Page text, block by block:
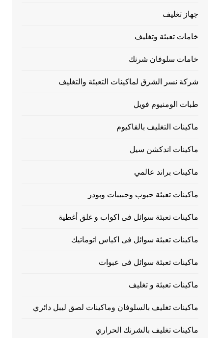
جهاز تغليف
خامات تعبئة وتغليف
خامات سلوفان شرنك
شركة نسر الشرق لماكينات التعبئة والتغليف
طبات الومنيوم فويل
ماكينات التغليف بالفاكيوم
ماكينات اندكشن سيل
ماكينات براند عالمي
ماكينات تعبئة حبوب وحبيبات وبودر
ماكينات تعبئة سوائل فى اكواب و غلق أغطية
ماكينات تعبئة سوائل فى اكياس اتوماتيك
ماكينات تعبئة سوائل فى عبوات
ماكينات تعبئة و تغليف
ماكينات تغليف بالسلوفان وماكينات لصق ليبل دائري
ماكينات تغليف بالشرنك الحراري